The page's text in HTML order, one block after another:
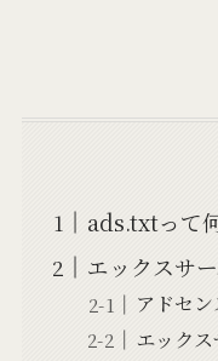
ads.txtって
エックスサ
アドセ
エック